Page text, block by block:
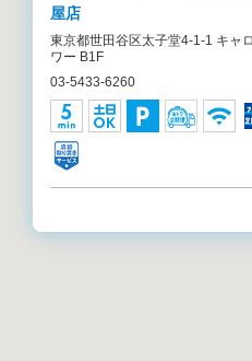
屋店
東京都世田谷区太子堂4-1-1 キャ
ワー B1F
03-5433-6260